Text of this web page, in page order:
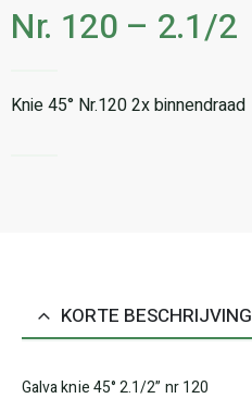
Nr. 120 – 2.1/2
Knie 45° Nr.120 2x binnendraad
KORTE BESCHRIJVING
Galva knie 45° 2.1/2” nr 120